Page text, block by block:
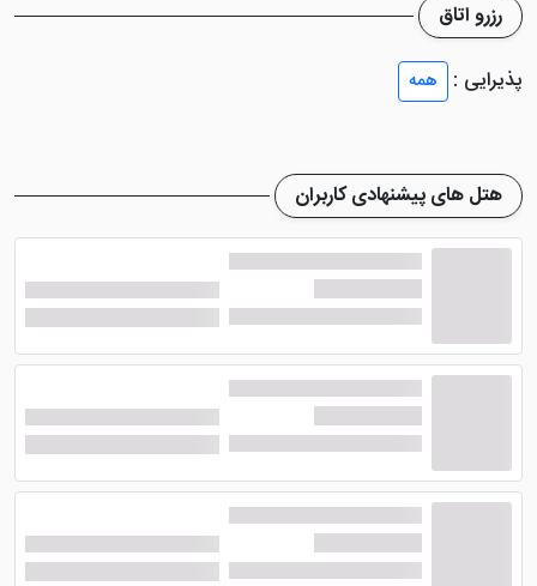
موجبات آسایش و راحتی میهمانان به خوبی فراهم شود.
نشیمن، سشوار، حوله، حمام اختصاصی، ملزومات بهداشتی و
این هتل تفلیس اتاق های خود را مجهز به تراس کرده تا
میهمانان چشم انداز خوبی رو به محوطه زیبای هتل یا
محوطه درون شهر داشته باشند. طراحی داخلی اتاق ها و
هارمونی رنگ میان مبل و پرده ها به خوبی رعایت شده
است. ناگفته نماند خدمات روم سرویس در داخل اتاق ها نیز
قابل انجام می باشد.
امکانات هتل مارگو پالاس تفلیس
از امکانات و خدمات موجود در این هتل می توان به
آسانسور، خدمات ویژه معلولین، پارکینگ، کافی شاپ با سرو
رزرو اتاق
پذیرایی :
همه
هتل های پیشنهادی کاربران